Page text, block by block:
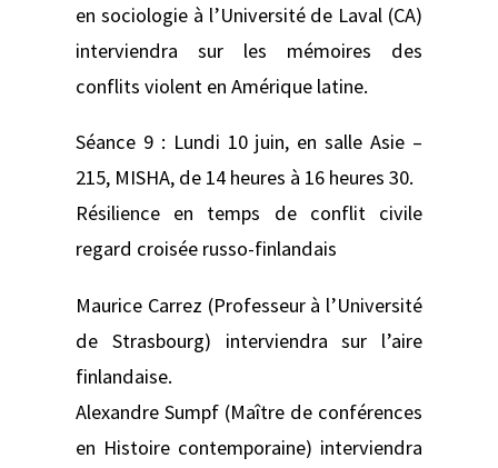
en sociologie à l’Université de Laval (CA)
interviendra sur les mémoires des
conflits violent en Amérique latine.
Séance 9 : Lundi 10 juin, en salle Asie –
215, MISHA, de 14 heures à 16 heures 30.
Résilience en temps de conflit civile
regard croisée russo-finlandais
Maurice Carrez (Professeur à l’Université
de Strasbourg) interviendra sur l’aire
finlandaise.
Alexandre Sumpf (Maître de conférences
en Histoire contemporaine) interviendra